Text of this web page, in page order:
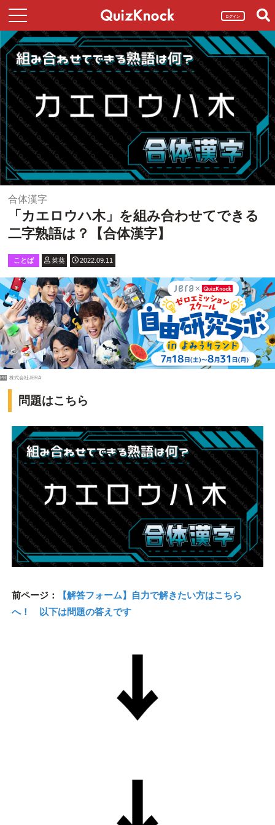
ログイン
合体漢字
「カエロウハ木」を組み合わせてできる
二字熟語は？【合体漢字】
ことば 菜葵 2022.09.11
PR 株式会社JERA
問題はこちら
前ページ：
【解答フォーム】自力で解きたい方はこちら
へ！ 以下は問題の答えです